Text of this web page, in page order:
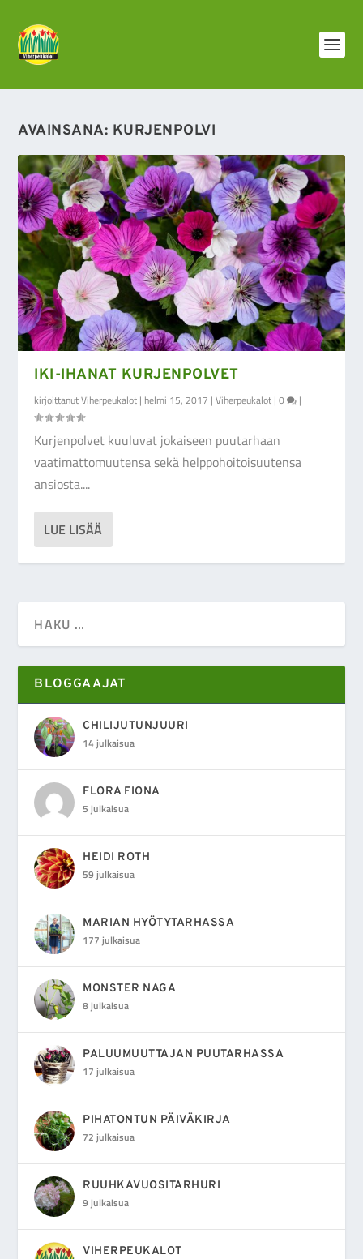
AVAINSANA: KURJENPOLVI
IKI-IHANAT KURJENPOLVET
kirjoittanutViherpeukalot | helmi 15, 2017 |Viherpeukalot |0 |
Kurjenpolvet kuuluvat jokaiseen puutarhaan
vaatimattomuutensa sekä helppohoitoisuutensa
ansiosta....
LUE LISÄÄ
BLOGGAAJAT
CHILIJUTUNJUURI
14 julkaisua
FLORA FIONA
5 julkaisua
HEIDI ROTH
59 julkaisua
MARIAN HYÖTYTARHASSA
177 julkaisua
MONSTER NAGA
8 julkaisua
PALUUMUUTTAJAN PUUTARHASSA
17 julkaisua
PIHATONTUN PÄIVÄKIRJA
72 julkaisua
RUUHKAVUOSITARHURI
9 julkaisua
VIHERPEUKALOT